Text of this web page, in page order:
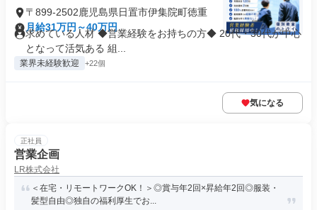
〒899-2502鹿児島県日置市伊集院町徳重
月給31万円～40万円
求めている人材 ◆営業経験をお持ちの方◆ 20代・30代が中心
となって活気ある 組...
業界未経験歓迎 +22個
気になる
正社員
営業企画
LR株式会社
＜在宅・リモートワークOK！＞◎賞与年2回×昇給年2回◎服装・
髪型自由◎独自の福利厚生でお...